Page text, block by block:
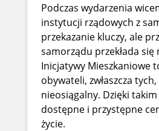
Podczas wydarzenia
instytucji rządowych z
przekazanie kluczy, ale
samorządu przekłada
Inicjatywy Mieszkaniowe
obywateli, zwłaszcza
nieosiągalny. Dzięki
dostępne i przystępne
życie.